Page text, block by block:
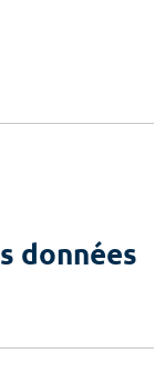
données